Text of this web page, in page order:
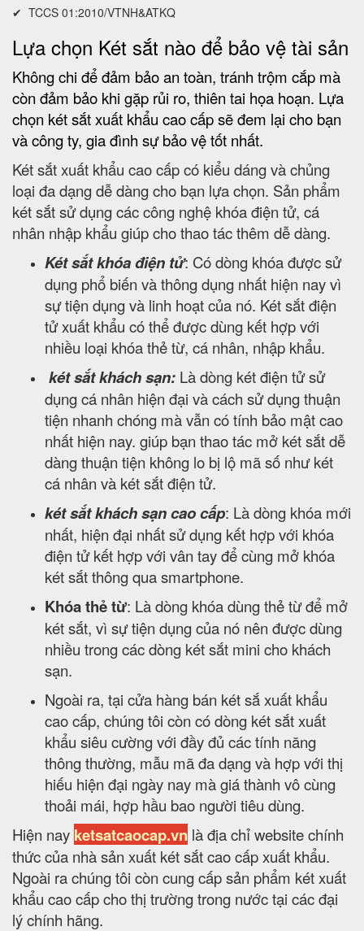
✔ TCCS 01:2010/VTNH&ATKQ
Lựa chọn Két sắt nào để bảo vệ tài sản
Không chi để đảm bảo an toàn, tránh trộm cắp mà
còn đảm bảo khi gặp rủi ro, thiên tai họa hoạn. Lựa
chọn két sắt xuất khẩu cao cấp sẽ đem lại cho bạn
và công ty, gia đình sự bảo vệ tốt nhất.
Két sắt xuất khẩu cao cấp có kiểu dáng và chủng
loại đa dạng dễ dàng cho bạn lựa chọn. Sản phẩm
két sắt sử dụng các công nghệ khóa điện tử, cá
nhân nhập khẩu giúp cho thao tác thêm dễ dàng.
Két sắt khóa điện tử: Có dòng khóa được sử
dụng phổ biến và thông dụng nhất hiện nay vì
sự tiện dụng và linh hoạt của nó. Két sắt điện
tử xuất khẩu có thể được dùng kết hợp với
nhiều loại khóa thẻ từ, cá nhân, nhập khẩu.
két sắt khách sạn: Là dòng két điện tử sử
dụng cá nhân hiện đại và cách sử dụng thuận
tiện nhanh chóng mà vẫn có tính bảo mật cao
nhất hiện nay. giúp bạn thao tác mở két sắt dễ
dàng thuận tiện không lo bị lộ mã số như két
cá nhân và két sắt điện tử.
két sắt khách sạn cao cấp: Là dòng khóa mới
nhất, hiện đại nhất sử dụng kết hợp với khóa
điện tử kết hợp với vân tay để cùng mở khóa
két sắt thông qua smartphone.
Khóa thẻ từ: Là dòng khóa dùng thẻ từ để mở
két sắt, vì sự tiện dụng của nó nên được dùng
nhiều trong các dòng két sắt mini cho khách
sạn.
Ngoài ra, tại cửa hàng bán két sắ xuất khẩu
cao cấp, chúng tôi còn có dòng két sắt xuất
khẩu siêu cường với đầy đủ các tính năng
thông thường, mẫu mã đa dạng và hợp với thị
hiếu hiện đại ngày nay mà giá thành vô cùng
thoải mái, hợp hầu bao người tiêu dùng.
Hiện nay ketsatcaocap.vn là địa chỉ website chính
thức của nhà sản xuất két sắt cao cấp xuất khẩu.
Ngoài ra chúng tôi còn cung cấp sản phẩm két xuất
khẩu cao cấp cho thị trường trong nước tại các đại
lý chính hãng.